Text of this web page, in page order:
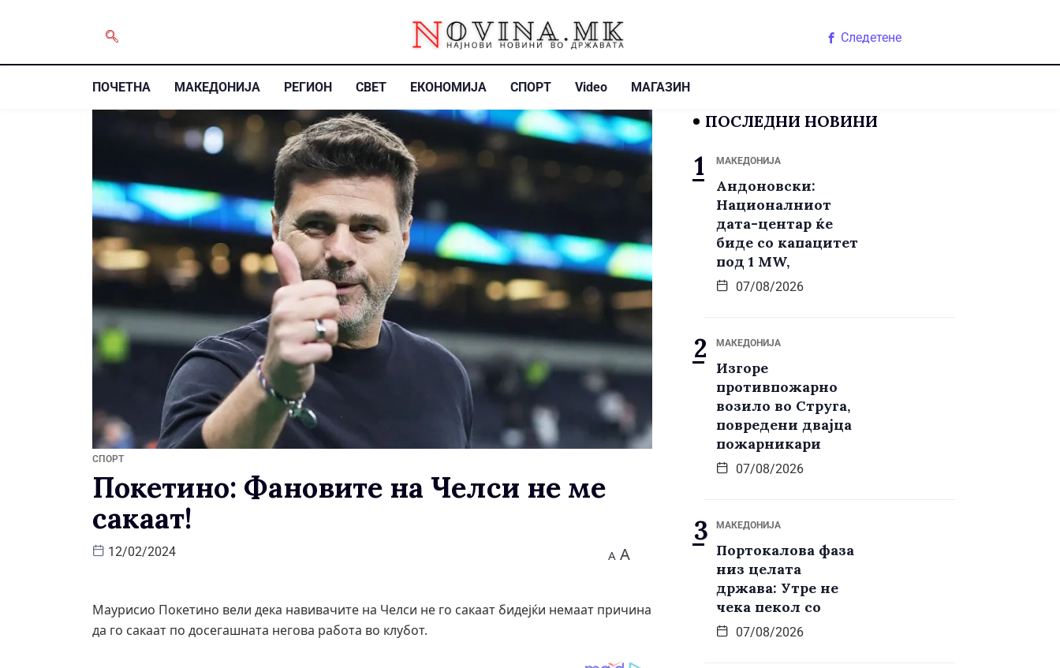
Следетене
ПОЧЕТНА МАКЕДОНИЈА РЕГИОН СВЕТ ЕКОНОМИЈА СПОРТ Video МАГАЗИН
СПОРТ
Покетино: Фановите на Челси не ме
сакаат!
12/02/2024 A A
Маурисио Покетино вели дека навивачите на Челси не го сакаат бидејќи немаат причина
да го сакаат по досегашната негова работа во клубот.
ПОСЛЕДНИ НОВИНИ
МАКЕДОНИЈА
Андоновски:
Националниот
дата-центар ќе
биде со капацитет
под 1 MW,
07/08/2026
МАКЕДОНИЈА
Изгоре
противпожарно
возило во Струга,
повредени двајца
пожарникари
07/08/2026
МАКЕДОНИЈА
Портокалова фаза
низ целата
држава: Утре не
чека пекол со
07/08/2026